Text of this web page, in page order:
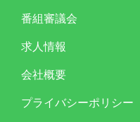
番組審議会
求人情報
会社概要
プライバシーポリシー